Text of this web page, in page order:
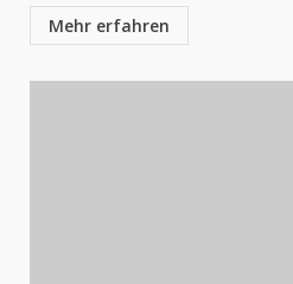
Mehr erfahren